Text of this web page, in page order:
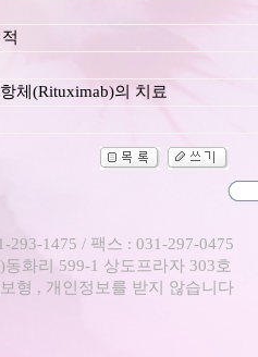
체(Rituximab)의 치료
293-1475 / 팩스 : 031-297-0475
화리 599-1 상도프라자 303호
형 , 개인정보를 받지 않습니다